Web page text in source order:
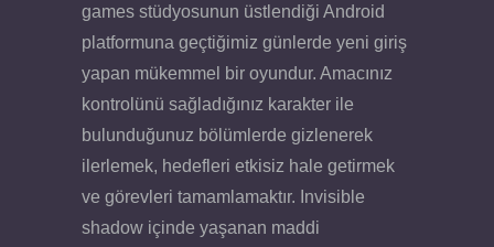
games stüdyosunun üstlendiği Android
platformuna geçtiğimiz günlerde yeni giriş
yapan mükemmel bir oyundur. Amacınız
kontrolünü sağladığınız karakter ile
bulunduğunuz bölümlerde gizlenerek
ilerlemek, hedefleri etkisiz hale getirmek
ve görevleri tamamlamaktır. Invisible
shadow içinde yaşanan maddi